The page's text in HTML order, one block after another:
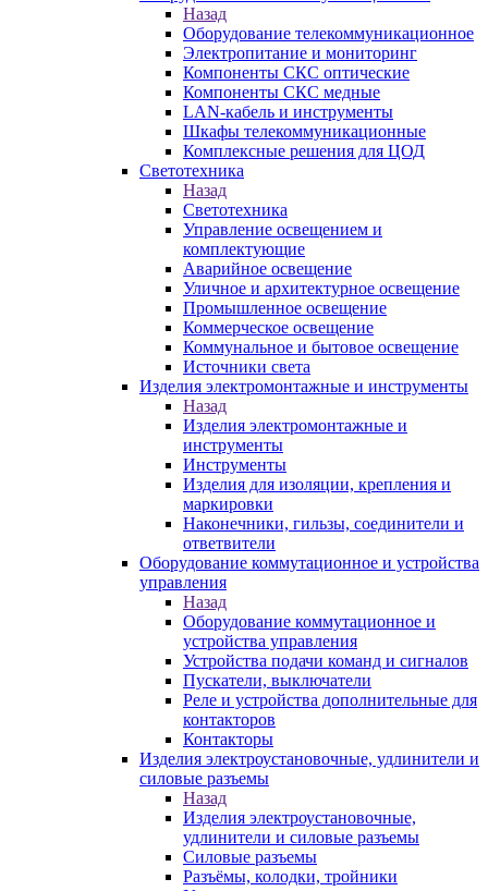
Назад
Оборудование телекоммуникационное
Электропитание и мониторинг
Компоненты СКС оптические
Компоненты СКС медные
LAN-кабель и инструменты
Шкафы телекоммуникационные
Комплексные решения для ЦОД
Светотехника
Назад
Светотехника
Управление освещением и
комплектующие
Аварийное освещение
Уличное и архитектурное освещение
Промышленное освещение
Коммерческое освещение
Коммунальное и бытовое освещение
Источники света
Изделия электромонтажные и инструменты
Назад
Изделия электромонтажные и
инструменты
Инструменты
Изделия для изоляции, крепления и
маркировки
Наконечники, гильзы, соединители и
ответвители
Оборудование коммутационное и устройства
управления
Назад
Оборудование коммутационное и
устройства управления
Устройства подачи команд и сигналов
Пускатели, выключатели
Реле и устройства дополнительные для
контакторов
Контакторы
Изделия электроустановочные, удлинители и
силовые разъемы
Назад
Изделия электроустановочные,
удлинители и силовые разъемы
Силовые разъемы
Разъёмы, колодки, тройники